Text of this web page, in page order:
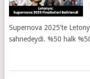
Supernova 2025’te
sahnedeydi. %50 halk